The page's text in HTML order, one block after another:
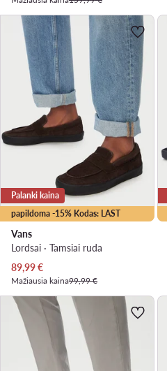
papildoma -15% Kodas: LAST
Palanki kaina
Vans
Lordsai · Tamsiai ruda
Dabartinė kaina
89,99€
Mažiausia kaina99,99 €